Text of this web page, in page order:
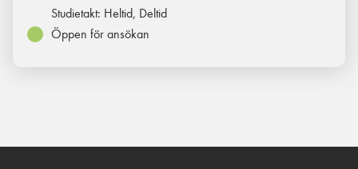
Studietakt: Heltid, Deltid
Öppen för ansökan